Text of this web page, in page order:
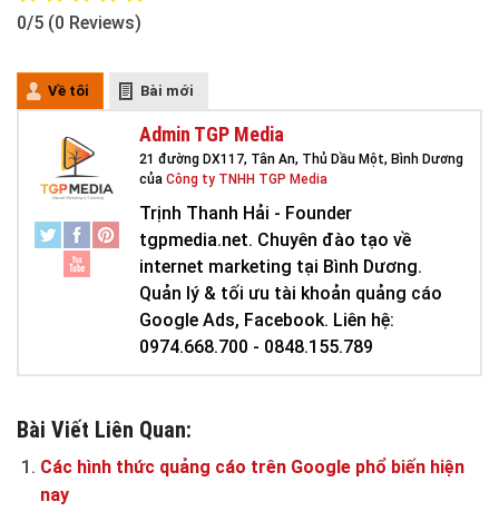
0/5 (0 Reviews)
Về tôi Bài mới
Admin TGP Media
21 đường DX117, Tân An, Thủ Dầu Một, Bình Dương
của Công ty TNHH TGP Media
Trịnh Thanh Hải - Founder
tgpmedia.net. Chuyên đào tạo về
internet marketing tại Bình Dương.
Quản lý & tối ưu tài khoản quảng cáo
Google Ads, Facebook. Liên hệ:
0974.668.700 - 0848.155.789
Bài Viết Liên Quan:
Các hình thức quảng cáo trên Google phổ biến hiện
nay